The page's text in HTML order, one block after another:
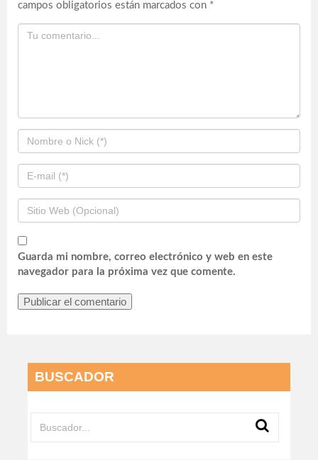
campos obligatorios están marcados con *
Guarda mi nombre, correo electrónico y web en este
navegador para la próxima vez que comente.
BUSCADOR